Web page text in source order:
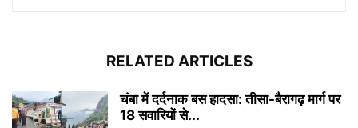
RELATED ARTICLES
चंबा में दर्दनाक बस हादसा: तीसा-बैरागढ़ मार्ग पर
18 सवारियों से...